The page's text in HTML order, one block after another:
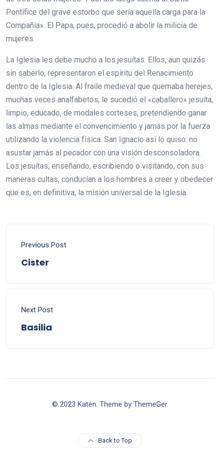
Pontífice del grave estorbo que sería aquella carga para la
Compañía». El Papa, pues, procedió a abolir la milicia de
mujeres.
La Iglesia les debe mucho a los jesuítas. Ellos, aun quizás
sin saberlo, representaron el espíritu del Renacimiento
dentro de la Iglesia. Al fraile medieval que quemaba herejes,
muchas veces analfabetos, le sucedió el «caballero» jesuíta,
limpio, educado, de modales corteses, pretendiendo ganar
las almas mediante el convencimiento y jamás por la fuerza
utilizando la violencia física. San Ignacio así lo quiso: no
asustar jamás al pecador con una visión desconsoladora.
Los jesuítas, enseñando, escribiendo o visitando, con sus
maneras cultas, conducían a los hombres a creer y obedecer
que es, en definitiva, la misión universal de la Iglesia.
Previous Post
Cister
Next Post
Basilia
© 2023 Katen. Theme by ThemeGer.
Back to Top